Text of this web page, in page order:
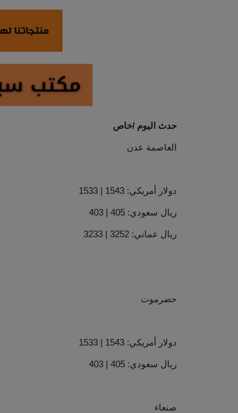
حدث اليوم /خاص
العاصمة عدن
دولار أمريكي: 1543 | 1533
ريال سعودي: 405 | 403
ريال عماني: 3252 | 3233
حضرموت
دولار أمريكي: 1543 | 1533
ريال سعودي: 405 | 403
صنعاء